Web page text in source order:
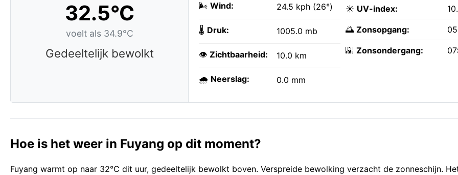
32.5°C
voelt als 34.9°C
Gedeeltelijk bewolkt
🌬️ Wind: 24.5 kph (26°)
🌡️ Druk: 1005.0 mb
👁️ Zichtbaarheid: 10.0 km
🌧️ Neerslag: 0.0 mm
☀️ UV-index:
🌅 Zonsopgang:
🌇 Zonsondergang:
Hoe is het weer in Fuyang op dit moment?
Fuyang warmt op naar 32°C dit uur, gedeeltelijk bewolkt boven. Verspreide bewolking verzacht de zonneschijn.